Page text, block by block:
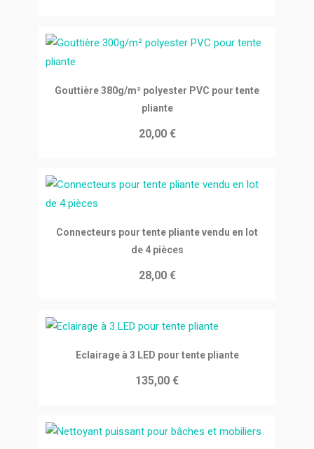
Ajouter au panier
Gouttière 380g/m² polyester PVC pour tente
pliante
20,00 €
Ajouter au panier
Connecteurs pour tente pliante vendu en lot
de 4 pièces
28,00 €
Ajouter au panier
Eclairage à 3 LED pour tente pliante
135,00 €